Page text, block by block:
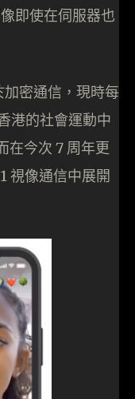
即使在伺服器也
密通信，現時每
港的社會運動中
在今次 7 周年更
視像通信中展開